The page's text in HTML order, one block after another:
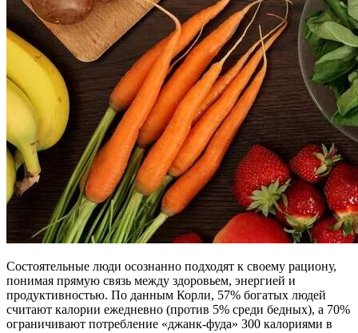
Состоятельные люди осознанно подходят к своему рациону,
понимая прямую связь между здоровьем, энергией и
продуктивностью. По данным Корли, 57% богатых людей
считают калории ежедневно (против 5% среди бедных), а 70%
ограничивают потребление «джанк-фуда» 300 калориями в